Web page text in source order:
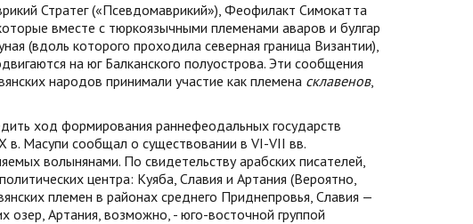
Стратег («Псевдомаврикий»), Феофилакт Симокатта
вместе с тюркоязычными племенами аваров и булгар
(вдоль которого проходила северная граница Византии),
на юг Балканского полуострова. Эти сообщения
народов принимали участие как племена склавенов,
ход формирования раннефеодальных государств
в. Масупи сообщал о существовании в VI-VII вв.
волынянами. По свидетельству арабских писателей,
центра: Куяба, Славия и Артания (Вероятно,
племен в районах среднего Приднепровья, Славия —
озер, Артания, возможно, - юго-восточной группой